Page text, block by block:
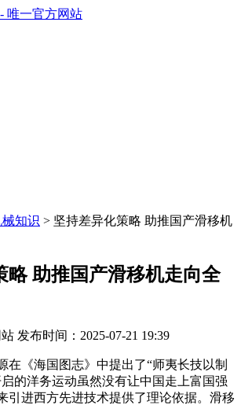
唯一官方网站
知识 > 坚持差异化策略 助推国产滑移机
略 助推国产滑移机走向全
发布时间：2025-07-21 19:39
《海国图志》中提出了“师夷长技以制
的洋务运动虽然没有让中国走上富国强
引进西方先进技术提供了理论依据。滑移